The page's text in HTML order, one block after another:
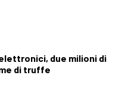
due milioni di
di truffe